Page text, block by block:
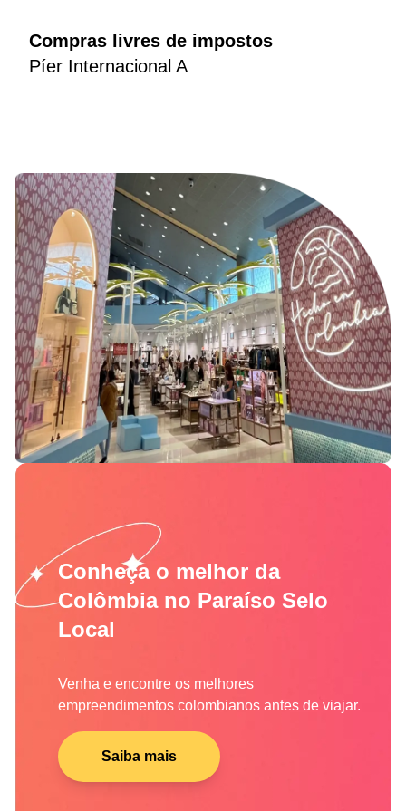
Compras livres de impostos
Píer Internacional A
Conheça o melhor da
Colômbia no Paraíso Selo
Local
Venha e encontre os melhores
empreendimentos colombianos antes de viajar.
Saiba mais